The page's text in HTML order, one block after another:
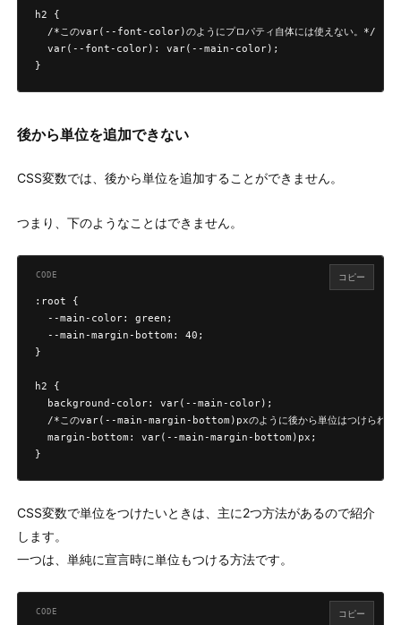
h2 {
  /*このvar(--font-color)のようにプロパティ自体には使えない。*/
  var(--font-color): var(--main-color);
}
後から単位を追加できない
CSS変数では、後から単位を追加することができません。
つまり、下のようなことはできません。
:root {
  --main-color: green;
  --main-margin-bottom: 40;
}
h2 {
  background-color: var(--main-color);
/*このvar(--main-margin-bottom)pxのように後から単位はつけられな
  margin-bottom: var(--main-margin-bottom)px;
}
コピー
CSS変数で単位をつけたいときは、主に2つ方法があるので紹介
します。
一つは、単純に宣言時に単位もつける方法です。
コピー